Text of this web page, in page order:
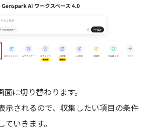
に切り替わります。
示されるので、収集したい項目の条件
いきます。